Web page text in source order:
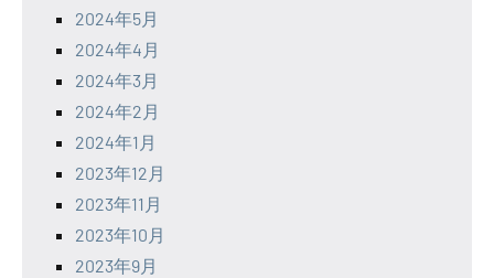
2024年5月
2024年4月
2024年3月
2024年2月
2024年1月
2023年12月
2023年11月
2023年10月
2023年9月